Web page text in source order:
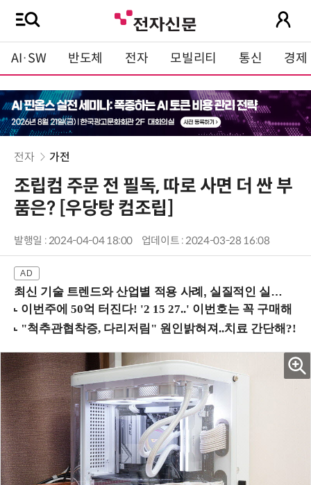
AI·SW 반도체 전자 모빌리티 통신 경제
전자 가전
조립컴 주문 전 필독, 따로 사면 더 싼 부
품은? [우당탕 컴조립]
발행일 : 2024-04-04 18:00 업데이트 : 2024-03-28 16:08
최신 기술 트렌드와 산업별 적용 사례, 실질적인 실행 전략을 공유 (9/18 양재역)